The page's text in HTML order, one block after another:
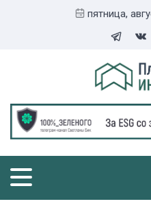
пятница,